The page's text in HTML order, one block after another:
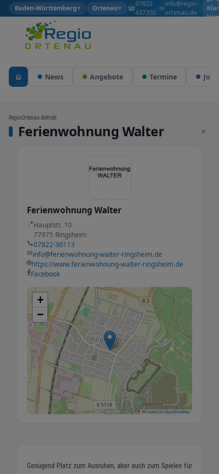
Baden-Württemberg▼ Ortenau▼ ☎07822-
437350
| ✉info@regio-
ortenau.de
|
News Angebote Termine Jobs
RegioOrtenau Betrieb
Ferienwohnung Walter ×
Genügend Platz zum Ausruhen, aber auch zum Spielen für
Ferienwohnung Walter
📍Hauptstr. 10
77975 Ringsheim
📞07822-30113
✉info@ferienwohnung-walter-ringsheim.de
🌐https://www.ferienwohnung-walter-ringsheim.de
Facebook
+
−
Leaflet| ©OpenStreetMap